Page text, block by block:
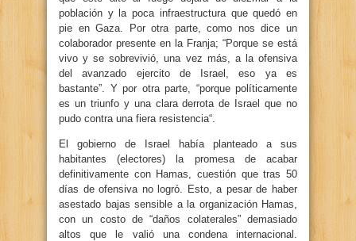
población y la poca infraestructura que quedó en
pie en Gaza. Por otra parte, como nos dice un
colaborador presente en la Franja; “Porque se está
vivo y se sobrevivió, una vez más, a la ofensiva
del avanzado ejercito de Israel, eso ya es
bastante”. Y por otra parte, “porque políticamente
es un triunfo y una clara derrota de Israel que no
pudo contra una fiera resistencia“.
El gobierno de Israel había planteado a sus
habitantes (electores) la promesa de acabar
definitivamente con Hamas, cuestión que tras 50
días de ofensiva no logró. Esto, a pesar de haber
asestado bajas sensible a la organización Hamas,
con un costo de “daños colaterales” demasiado
altos que le valió una condena internacional.